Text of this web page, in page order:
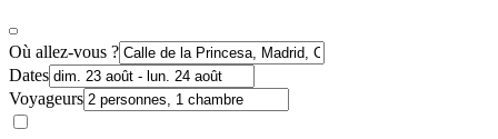
Où allez-vous ?
Dates
Voyageurs